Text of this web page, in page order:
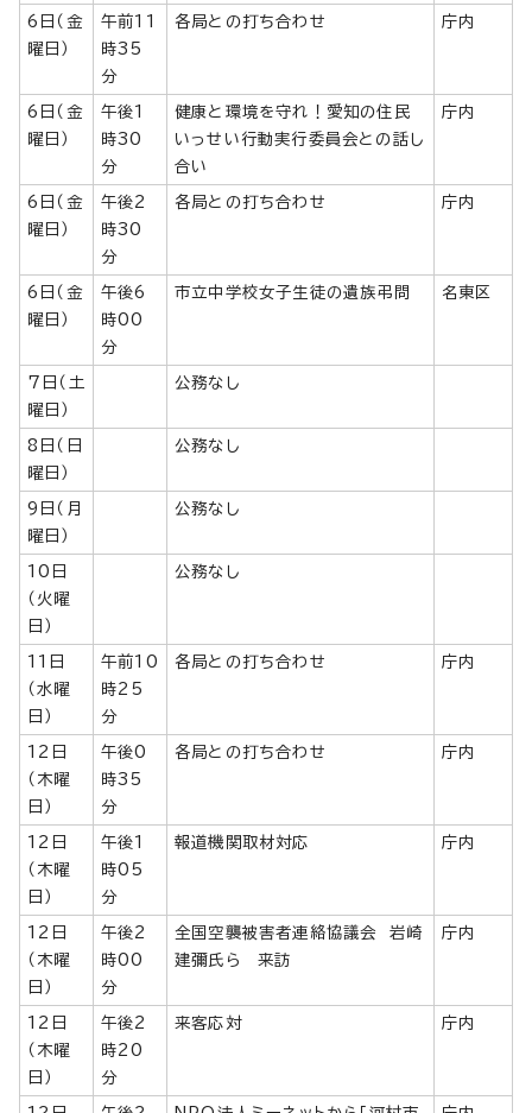
6日（金
曜日）
午前11
時35
分
各局との打ち合わせ 庁内
6日（金
曜日）
午後1
時30
分
健康と環境を守れ！愛知の住民
いっせい行動実行委員会との話し
合い
庁内
6日（金
曜日）
午後2
時30
分
各局との打ち合わせ 庁内
6日（金
曜日）
午後6
時00
分
市立中学校女子生徒の遺族弔問 名東区
7日（土
曜日）
公務なし
8日（日
曜日）
公務なし
9日（月
曜日）
公務なし
10日
（火曜
日）
公務なし
11日
（水曜
日）
午前10
時25
分
各局との打ち合わせ 庁内
12日
（木曜
日）
午後0
時35
分
各局との打ち合わせ 庁内
12日
（木曜
日）
午後1
時05
分
報道機関取材対応 庁内
12日
（木曜
日）
午後2
時00
分
全国空襲被害者連絡協議会 岩崎
建彌氏ら 来訪
庁内
12日
（木曜
日）
午後2
時20
分
来客応対 庁内